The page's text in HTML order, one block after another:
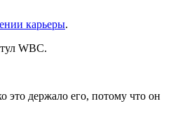
карьеры.
WBC.
это держало его, потому что он